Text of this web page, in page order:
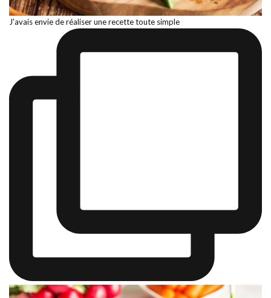
J'avais envie de réaliser une recette toute simple